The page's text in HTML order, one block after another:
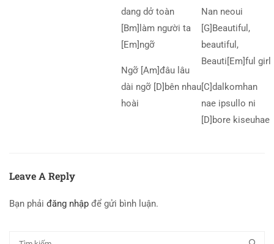
dang dở toàn
[Bm]làm người ta
[Em]ngỡ
Ngỡ [Am]đâu lâu
dài ngỡ [D]bên nhau
hoài
Nan neoui
[G]Beautiful,
beautiful,
Beauti[Em]ful girl
[C]dalkomhan
nae ipsullo ni
[D]bore kiseuhae
Leave A Reply
Bạn phải đăng nhập để gửi bình luận.